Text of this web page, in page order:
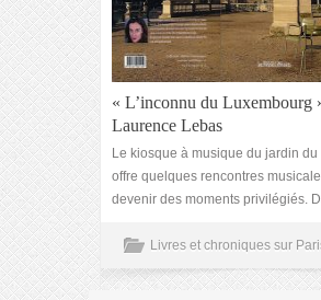
« L’inconnu du Luxembourg
Laurence Lebas
Le kiosque à musique du jardin
offre quelques rencontres
devenir des moments privilégiés.
Livres et chroniques sur